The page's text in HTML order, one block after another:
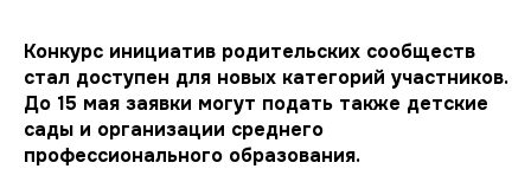
Конкурс инициатив родительских сообществ
стал доступен для новых категорий участников.
До 15 мая заявки могут подать также детские
сады и организации среднего
профессионального образования.